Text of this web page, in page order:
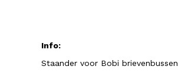
Info:
Staander voor Bobi brievenbussen